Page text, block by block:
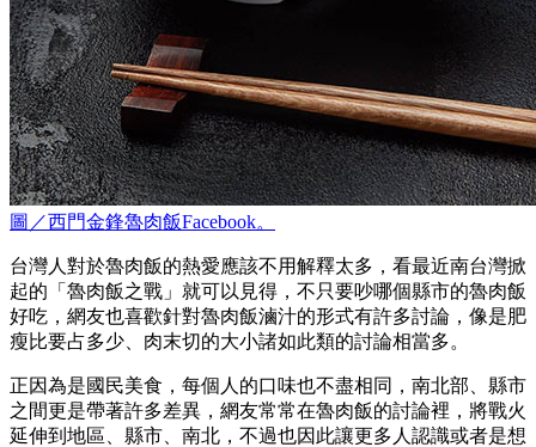
圖／西門金鋒魯肉飯Facebook。
台灣人對於魯肉飯的熱愛應該不用解釋太多，看最近南台灣掀
起的「魯肉飯之戰」就可以見得，不只要吵哪個縣市的魯肉飯
好吃，網友也喜歡針對魯肉飯滷汁的形式有許多討論，像是肥
瘦比要占多少、肉末切的大小諸如此類的討論相當多。
正因為是國民美食，每個人的口味也不盡相同，南北部、縣市
之間更是帶著許多差異，網友常常在魯肉飯的討論裡，將戰火
延伸到地區、縣市、南北，不過也因此讓更多人認識或者是想